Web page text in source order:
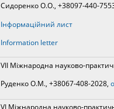
Сидоренко О.О., +38097-440-
Інформаційний лист
Іnformation letter
VII Міжнародна науково-
Руденко О.М., +38067-408-2028,
VI Міжнародна науково-